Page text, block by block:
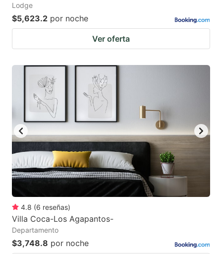
Lodge
$5,623.2 por noche
Ver oferta
4.8 (6 reseñas)
Villa Coca-Los Agapantos-
Departamento
$3,748.8 por noche